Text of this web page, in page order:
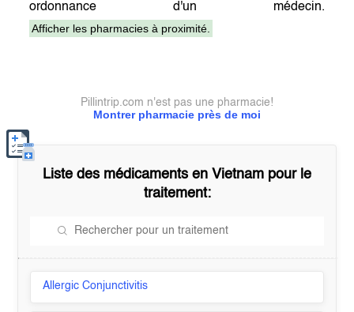
ordonnance d'un médecin.
Afficher les pharmacies à proximité.
Montrer pharmacie près de moi
Pillintrip.com n'est pas une pharmacie!
Liste des médicaments en Vietnam pour le
traitement:
Allergic Conjunctivitis